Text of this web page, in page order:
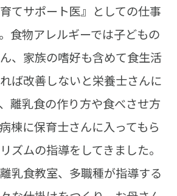
てサポート医』としての仕事
食物アレルギーでは子どもの
、家族の嗜好も含めて食生活
ば改善しないと栄養士さんに
離乳食の作り方や食べさせ方
棟に保育士さんに入ってもら
ズムの指導をしてきました。
乳食教室、多職種が指導する